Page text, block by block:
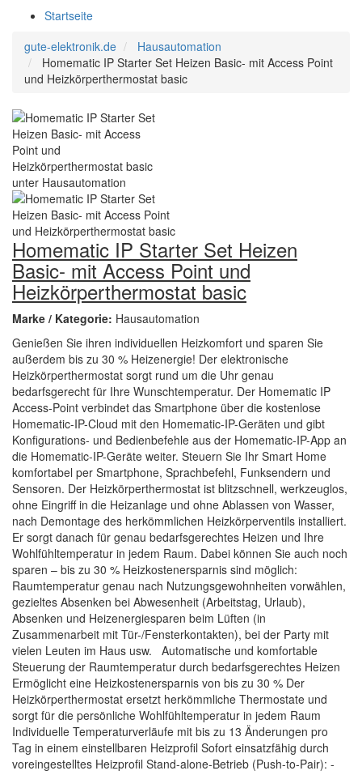
Startseite
gute-elektronik.de
Hausautomation
Homematic IP Starter Set Heizen Basic- mit Access Point
und Heizkörperthermostat basic
Homematic IP Starter Set Heizen
Basic- mit Access Point und
Heizkörperthermostat basic
Marke / Kategorie: Hausautomation
Genießen Sie ihren individuellen Heizkomfort und sparen Sie
außerdem bis zu 30 % Heizenergie! Der elektronische
Heizkörperthermostat sorgt rund um die Uhr genau
bedarfsgerecht für Ihre Wunschtemperatur. Der Homematic IP
Access-Point verbindet das Smartphone über die kostenlose
Homematic-IP-Cloud mit den Homematic-IP-Geräten und gibt
Konfigurations- und Bedienbefehle aus der Homematic-IP-App an
die Homematic-IP-Geräte weiter. Steuern Sie Ihr Smart Home
komfortabel per Smartphone, Sprachbefehl, Funksendern und
Sensoren. Der Heizkörperthermostat ist blitzschnell, werkzeuglos,
ohne Eingriff in die Heizanlage und ohne Ablassen von Wasser,
nach Demontage des herkömmlichen Heizkörperventils installiert.
Er sorgt danach für genau bedarfsgerechtes Heizen und Ihre
Wohlfühltemperatur in jedem Raum. Dabei können Sie auch noch
sparen – bis zu 30 % Heizkostenersparnis sind möglich:
Raumtemperatur genau nach Nutzungsgewohnheiten vorwählen,
gezieltes Absenken bei Abwesenheit (Arbeitstag, Urlaub),
Absenken und Heizenergiesparen beim Lüften (in
Zusammenarbeit mit Tür-/Fensterkontakten), bei der Party mit
vielen Leuten im Haus usw. Automatische und komfortable
Steuerung der Raumtemperatur durch bedarfsgerechtes Heizen
Ermöglicht eine Heizkostenersparnis von bis zu 30 % Der
Heizkörperthermostat ersetzt herkömmliche Thermostate und
sorgt für die persönliche Wohlfühltemperatur in jedem Raum
Individuelle Temperaturverläufe mit bis zu 13 Änderungen pro
Tag in einem einstellbaren Heizprofil Sofort einsatzfähig durch
voreingestelltes Heizprofil Stand-alone-Betrieb (Push-to-Pair): -